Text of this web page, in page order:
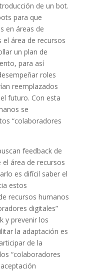
de un bot.
para que
en áreas de
el área de recursos
un plan de
para así
roles
reemplazados
futuro. Con esta
se
“colaboradores
feedback de
área de recursos
es difícil saber el
estos
recursos humanos
digitales”
y prevenir los
la adaptación es
de la
“colaboradores